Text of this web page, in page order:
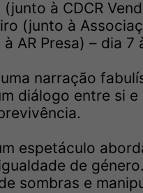
à CDCR
(junto à
AR Presa) – dia 7
uma narração
diálogo entre si
espetáculo
de
sombras e